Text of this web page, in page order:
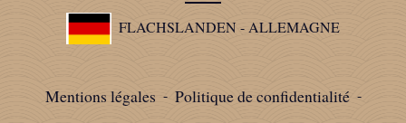
FLACHSLANDEN - ALLEMAGNE
Mentions légales - Politique de confidentialité -